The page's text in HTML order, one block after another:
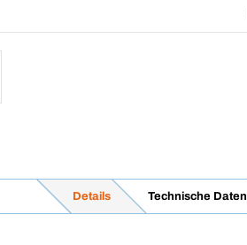
Details Technische Daten